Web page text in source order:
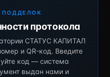
ПОДДЕЛОК
протокола
СТАТУС КАПИТАЛ
и QR-код. Введите
код — система
выдан нами и